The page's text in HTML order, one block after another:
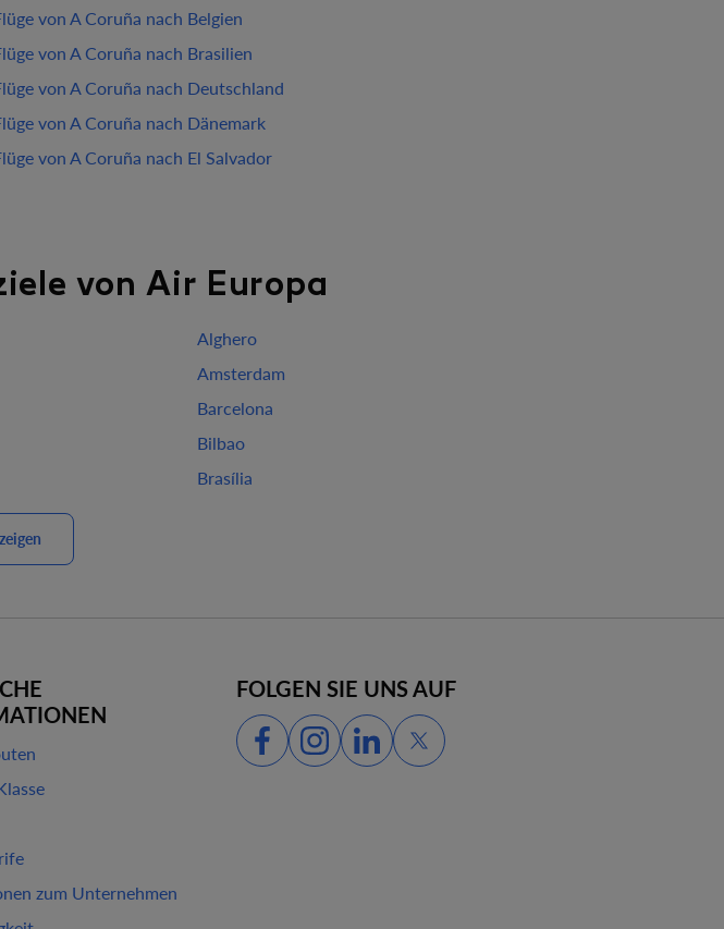
von A Coruña nach Belgien
von A Coruña nach Brasilien
von A Coruña nach Deutschland
von A Coruña nach Dänemark
von A Coruña nach El Salvador
von Air Europa
Alghero
Amsterdam
Barcelona
Bilbao
Brasília
zum Unternehmen
FOLGEN SIE UNS AUF